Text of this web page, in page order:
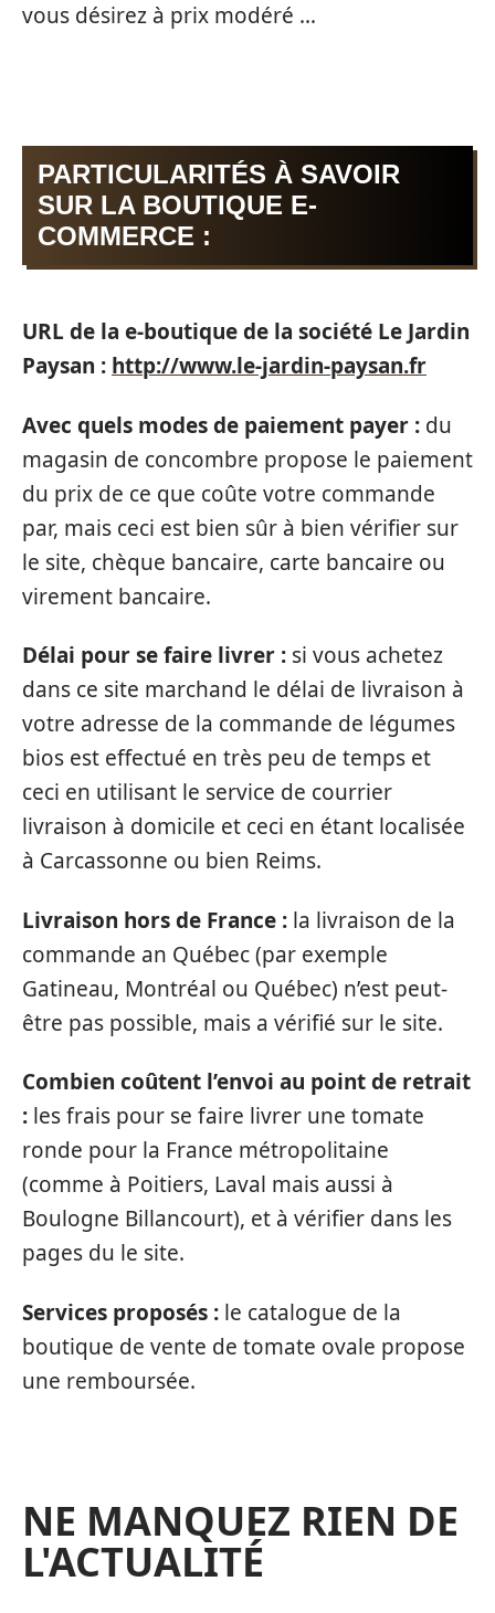
vous désirez à prix modéré …
PARTICULARITÉS À SAVOIR
SUR LA BOUTIQUE E-
COMMERCE :
URL de la e-boutique de la société Le Jardin
Paysan : http://www.le-jardin-paysan.fr
Avec quels modes de paiement payer : du
magasin de concombre propose le paiement
du prix de ce que coûte votre commande
par, mais ceci est bien sûr à bien vérifier sur
le site, chèque bancaire, carte bancaire ou
virement bancaire.
Délai pour se faire livrer : si vous achetez
dans ce site marchand le délai de livraison à
votre adresse de la commande de légumes
bios est effectué en très peu de temps et
ceci en utilisant le service de courrier
livraison à domicile et ceci en étant localisée
à Carcassonne ou bien Reims.
Livraison hors de France : la livraison de la
commande an Québec (par exemple
Gatineau, Montréal ou Québec) n’est peut-
être pas possible, mais a vérifié sur le site.
Combien coûtent l’envoi au point de retrait
: les frais pour se faire livrer une tomate
ronde pour la France métropolitaine
(comme à Poitiers, Laval mais aussi à
Boulogne Billancourt), et à vérifier dans les
pages du le site.
Services proposés : le catalogue de la
boutique de vente de tomate ovale propose
une remboursée.
NE MANQUEZ RIEN DE
L'ACTUALITÉ